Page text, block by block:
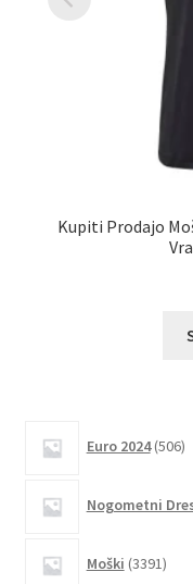
Kupiti Prodajo
Euro 2024 506
Nogometni
Moški 3391